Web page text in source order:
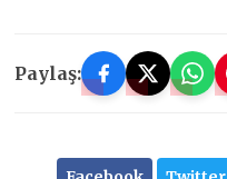
Paylaş: